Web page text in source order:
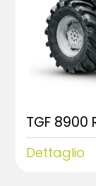
TGF 8900
Dettaglio